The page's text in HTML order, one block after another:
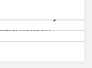
Rehberi
Yazısı